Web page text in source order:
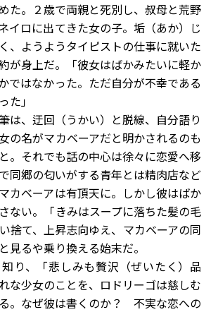
た。２歳で両親と死別し、叔母と荒野
イロに出てきた女の子。垢（あか）じ
、ようようタイピストの仕事に就いた
が身上だ。「彼女はばかみたいに軽か
ではなかった。ただ自分が不幸である
た」
は、迂回（うかい）と脱線、自分語り
の名がマカベーアだと明かされるのも
。それでも話の中心は徐々に恋愛へ移
同郷の匂いがする青年とは精肉店など
カベーアは有頂天に。しかし彼はばか
ない。「きみはスープに落ちた髪の毛
捨て、上昇志向ゆえ、マカベーアの同
見るや乗り換える始末だ。
り、「悲しみも贅沢（ぜいたく）品
な少女のことを、ロドリーゴは慈しむ
。なぜ彼は書くのか？ 不実な恋への